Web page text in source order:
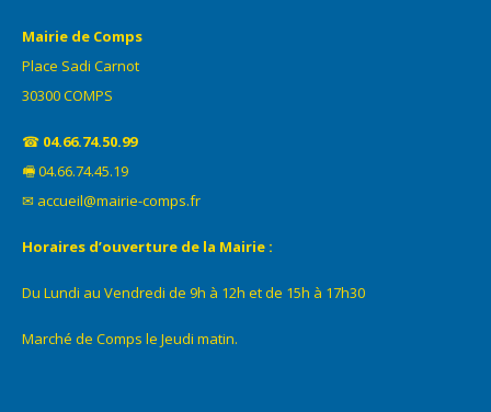
Mairie de Comps
Place Sadi Carnot
30300 COMPS
☎ 04.66.74.50.99
🖷 04.66.74.45.19
✉ accueil@mairie-comps.fr
Horaires d’ouverture de la Mairie :
Du Lundi au Vendredi de 9h à 12h et de 15h à 17h30
Marché de Comps le Jeudi matin.